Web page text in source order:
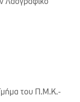
Λαογραφικό
του Π.Μ.Κ.-